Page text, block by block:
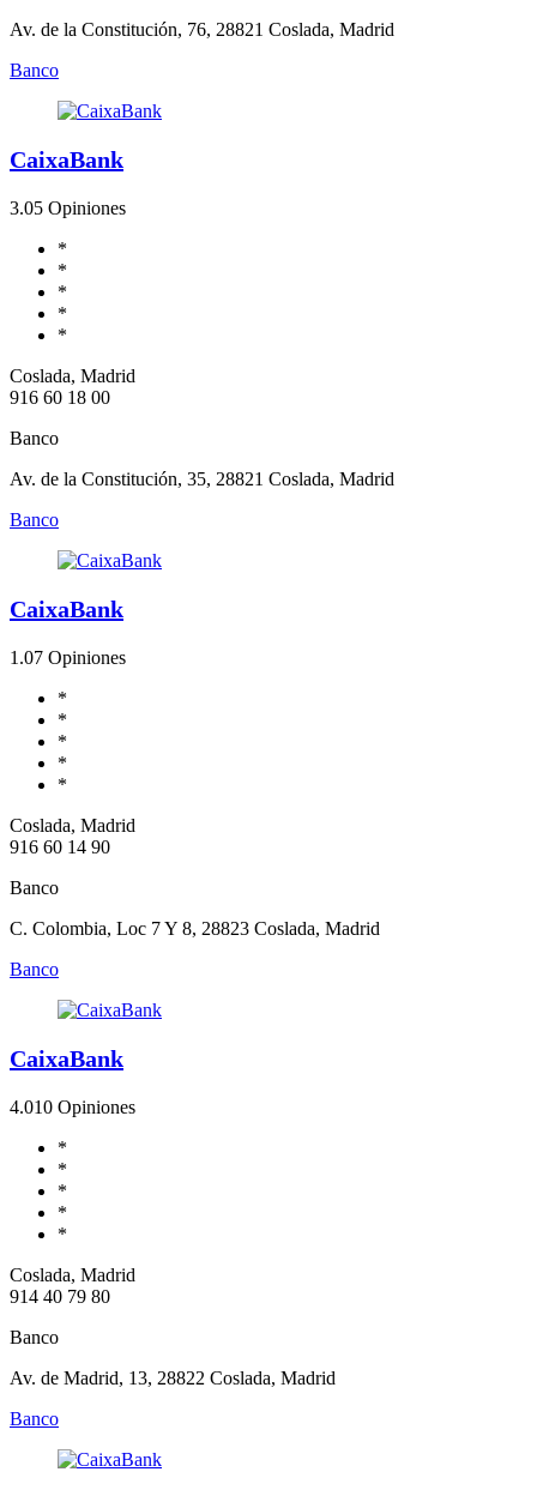
Av. de la Constitución, 76, 28821 Coslada, Madrid
Banco
CaixaBank
3.05 Opiniones
*
*
*
*
*
Coslada, Madrid
916 60 18 00
Banco
Av. de la Constitución, 35, 28821 Coslada, Madrid
Banco
CaixaBank
1.07 Opiniones
*
*
*
*
*
Coslada, Madrid
916 60 14 90
Banco
C. Colombia, Loc 7 Y 8, 28823 Coslada, Madrid
Banco
CaixaBank
4.010 Opiniones
*
*
*
*
*
Coslada, Madrid
914 40 79 80
Banco
Av. de Madrid, 13, 28822 Coslada, Madrid
Banco